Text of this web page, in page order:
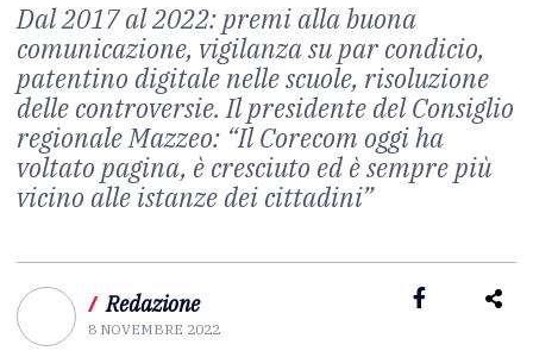
Dal 2017 al 2022: premi alla buona
comunicazione, vigilanza su par condicio,
patentino digitale nelle scuole, risoluzione
delle controversie. Il presidente del Consiglio
regionale Mazzeo: “Il Corecom oggi ha
voltato pagina, è cresciuto ed è sempre più
vicino alle istanze dei cittadini”
/ Redazione
8 NOVEMBRE 2022